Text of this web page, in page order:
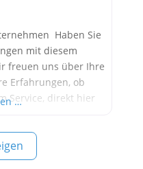
Haben Sie
mit diesem
freuen uns über Ihre
Erfahrungen, ob
Service, direkt hier
bei der
eine kritische
diese bitte mit
…